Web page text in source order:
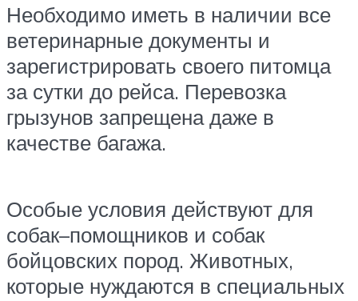
Необходимо иметь в наличии все
ветеринарные документы и
зарегистрировать своего питомца
за сутки до рейса. Перевозка
грызунов запрещена даже в
качестве багажа.
Особые условия действуют для
собак–помощников и собак
бойцовских пород. Животных,
которые нуждаются в специальных